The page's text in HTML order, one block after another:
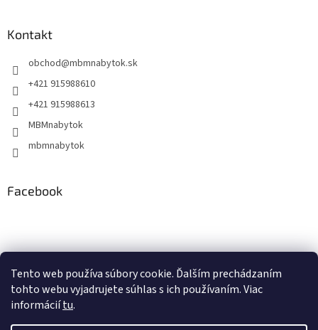
Tento web používa súbory cookie. Ďalším prechádzaním
tohto webu vyjadrujete súhlas s ich používaním. Viac
informáciítu.
Kontakt
obchod@mbmnabytok.sk
+421 915988610
+421 915988613
MBMnabytok
mbmnabytok
Facebook
Nákupný košík
0KS / €0